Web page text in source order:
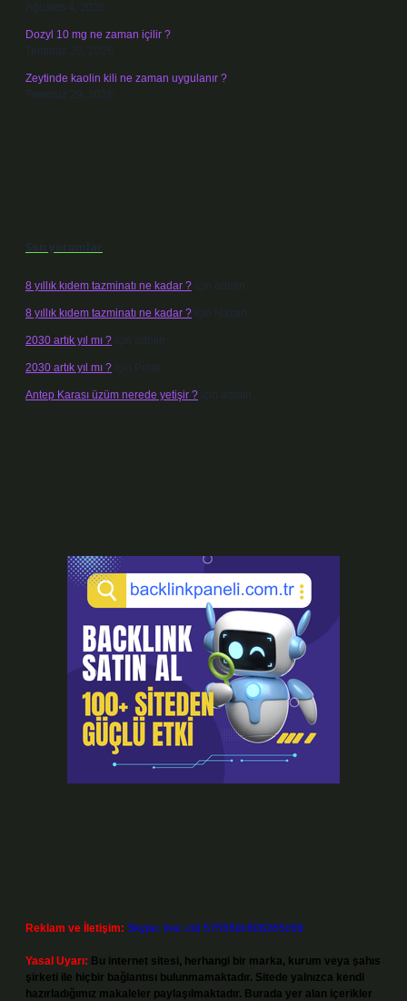
Ağustos 4, 2026
Dozyl 10 mg ne zaman içilir ?
Temmuz 30, 2026
Zeytinde kaolin kili ne zaman uygulanır ?
Temmuz 29, 2026
Son yorumlar
8 yıllık kıdem tazminatı ne kadar ? için admin
8 yıllık kıdem tazminatı ne kadar ? için Nazan
2030 artık yıl mı ? için admin
2030 artık yıl mı ? için Pınar
Antep Karası üzüm nerede yetişir ? için admin
Reklam ve İletişim: Skype: live:.cid.575569c608265c69
Yasal Uyarı: Bu internet sitesi, herhangi bir marka, kurum veya şahıs
şirketi ile hiçbir bağlantısı bulunmamaktadır. Sitede yalnızca kendi
hazırladığımız makaleler paylaşılmaktadır. Burada yer alan içerikler